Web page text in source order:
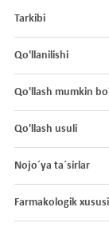
Tarkibi
Qo'llanilishi
Qo'llash mumkin
Qo'llash usuli
Nojo´ya ta´sirlar
Farmakologik